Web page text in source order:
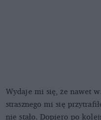
Wydaje mi się, że nawet
strasznego mi się
nie stało. Dopiero po